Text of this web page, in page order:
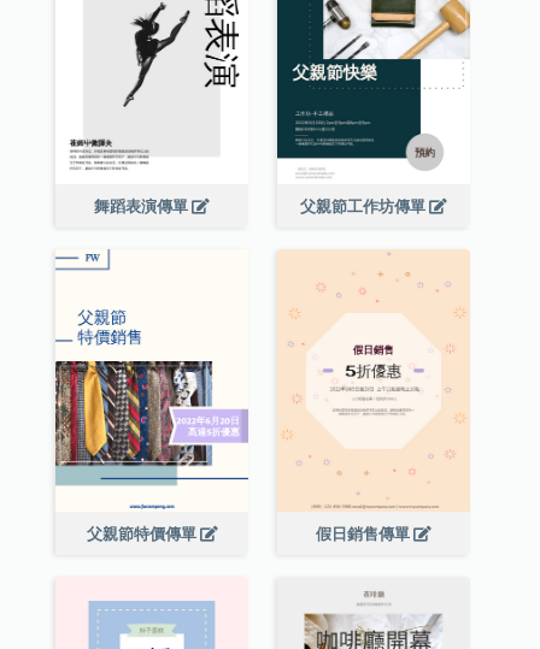
舞蹈表演傳單 父親節工作坊傳單
父親節特價傳單 假日銷售傳單